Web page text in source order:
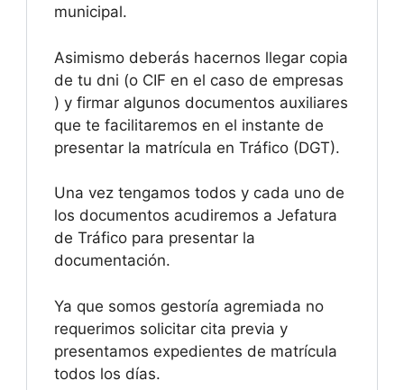
municipal.
Asimismo deberás hacernos llegar copia
de tu dni (o CIF en el caso de empresas
) y firmar algunos documentos auxiliares
que te facilitaremos en el instante de
presentar la matrícula en Tráfico (DGT).
Una vez tengamos todos y cada uno de
los documentos acudiremos a Jefatura
de Tráfico para presentar la
documentación.
Ya que somos gestoría agremiada no
requerimos solicitar cita previa y
presentamos expedientes de matrícula
todos los días.